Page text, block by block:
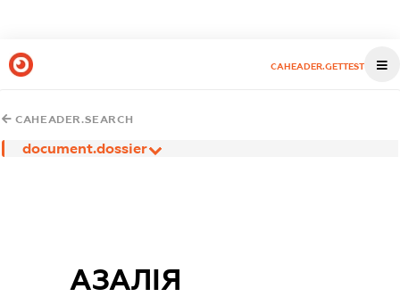
CAHEADER.GETTEST
CAHEADER.SEARCH
document.dossier
АЗАЛІЯ